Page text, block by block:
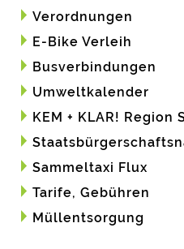
Verordnungen
E-Bike Verleih
Busverbindungen
Umweltkalender
KEM + KLAR! Region
Sammeltaxi Flux
Tarife, Gebühren
Müllentsorgung